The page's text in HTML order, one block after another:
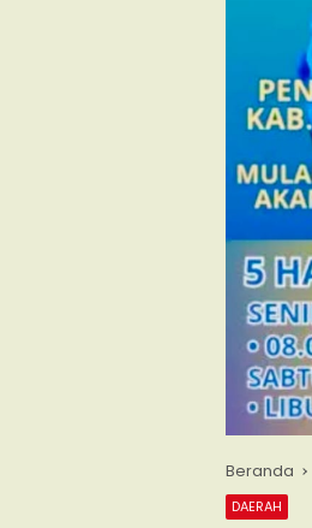
Beranda
DAERAH